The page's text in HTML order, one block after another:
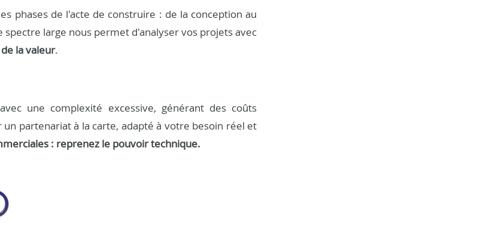
phases de l'acte de construire : de la conception au
large nous permet d'analyser vos projets avec
la valeur.
une complexité excessive, générant des coûts
partenariat à la carte, adapté à votre besoin réel et
: reprenez le pouvoir technique.